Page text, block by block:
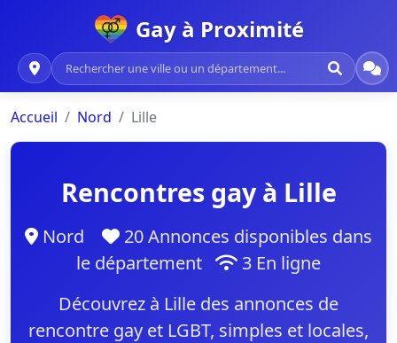
Gay à Proximité
Accueil Nord Lille
Rencontres gay à Lille
Nord
20 Annonces disponibles dans
le département
3 En ligne
Découvrez à Lille des annonces de
rencontre gay et LGBT, simples et locales,